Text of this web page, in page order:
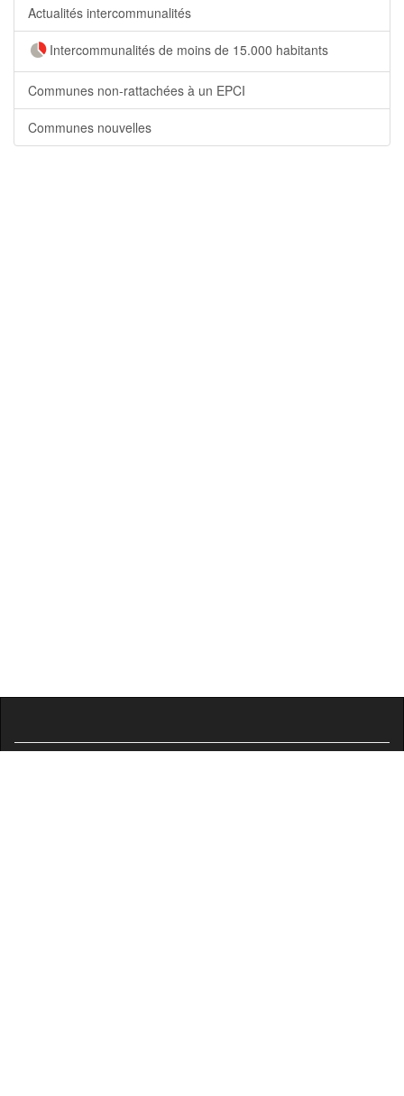
Actualités intercommunalités
Intercommunalités de moins de 15.000 habitants
Communes non-rattachées à un EPCI
Communes nouvelles